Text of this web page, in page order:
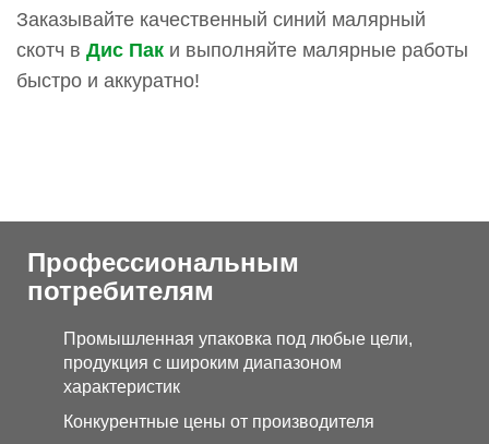
Заказывайте качественный синий малярный
скотч в Дис Пак и выполняйте малярные работы
быстро и аккуратно!
Профессиональным
потребителям
Промышленная упаковка под любые цели,
продукция с широким диапазоном
характеристик
Конкурентные цены от производителя